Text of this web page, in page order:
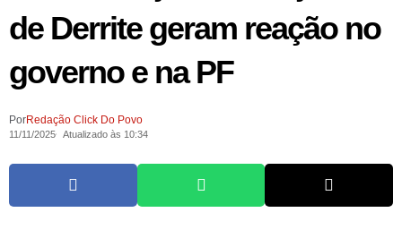
de Derrite geram reação no
governo e na PF
PorRedação Click Do Povo
11/11/2025 Atualizado às 10:34